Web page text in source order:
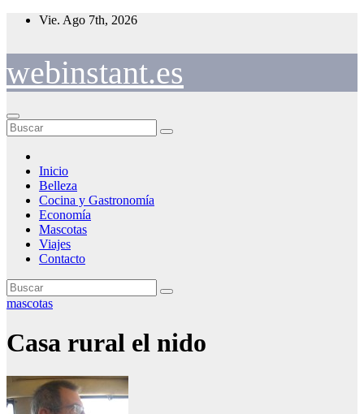
Saltar
Vie. Ago 7th, 2026
webinstant.es
Inicio
Belleza
Cocina y Gastronomía
Economía
Mascotas
Viajes
Contacto
mascotas
Casa rural el nido